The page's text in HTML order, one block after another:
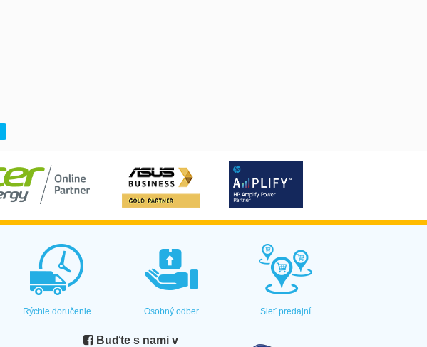
Rýchle doručenie Osobný odber Sieť predajní
Buďte s nami v